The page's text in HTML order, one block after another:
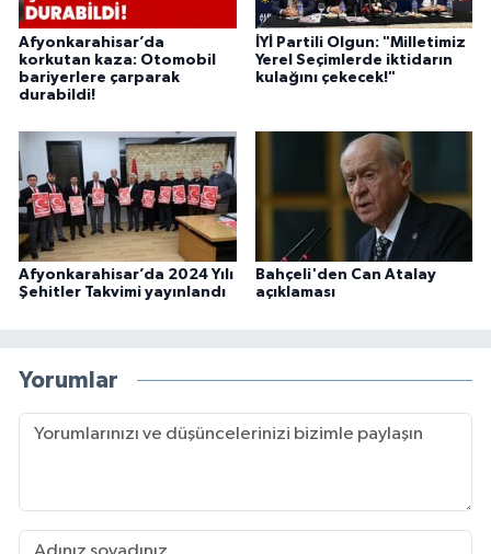
Afyonkarahisar’da
korkutan kaza: Otomobil
bariyerlere çarparak
durabildi!
İYİ Partili Olgun: "Milletimiz
Yerel Seçimlerde iktidarın
kulağını çekecek!"
Afyonkarahisar’da 2024 Yılı
Şehitler Takvimi yayınlandı
Bahçeli'den Can Atalay
açıklaması
Yorumlar